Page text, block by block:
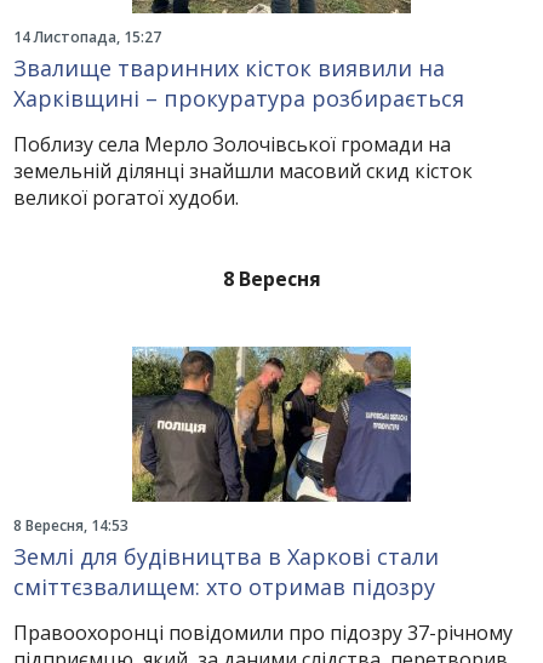
14 Листопада, 15:27
Звалище тваринних кісток виявили на
Харківщині – прокуратура розбирається
Поблизу села Мерло Золочівської громади на
земельній ділянці знайшли масовий скид кісток
великої рогатої худоби.
8 Вересня
8 Вересня, 14:53
Землі для будівництва в Харкові стали
сміттєзвалищем: хто отримав підозру
Правоохоронці повідомили про підозру 37-річному